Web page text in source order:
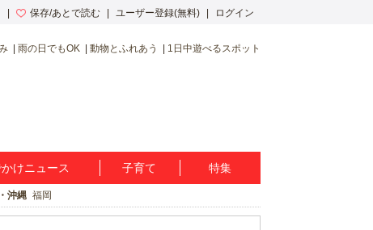
保存/あとで読む ユーザー登録(無料) ログイン
雨の日でもOK 動物とふれあう 1日中遊べるスポット
けニュース 子育て 特集
沖縄 福岡